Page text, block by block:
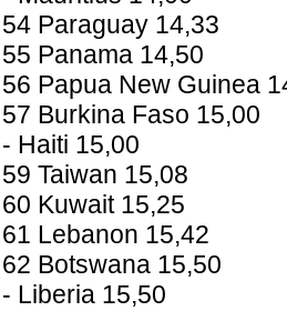
54 Paraguay 14,33
55 Panama 14,50
56 Papua New Guinea
57 Burkina Faso 15,00
- Haiti 15,00
59 Taiwan 15,08
60 Kuwait 15,25
61 Lebanon 15,42
62 Botswana 15,50
- Liberia 15,50